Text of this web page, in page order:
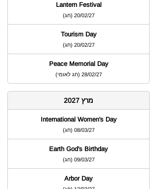
Lantern Festival
(חג) 20/02/27
Tourism Day
(חג) 20/02/27
Peace Memorial Day
(חג לאומי) 28/02/27
מרץ 2027
International Women's Day
(חג) 08/03/27
Earth God's Birthday
(חג) 09/03/27
Arbor Day